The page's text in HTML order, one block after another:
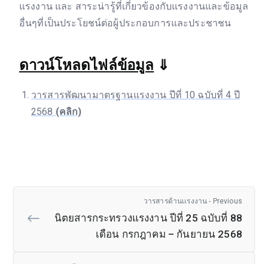
แรงงาน และ สาระน่ารู้ที่เกี่ยวข้องกับแรงงานและข้อมูล
อื่นๆที่เป็นประโยชน์ต่อผู้ประกอบการและประชาชน
ดาวน์โหลดไฟล์ข้อมูล ⇓
วารสารพัฒนามาตรฐานแรงงาน ปีที่ 10 ฉบับที่ 4 ปี
2568 (คลิก)
วารสารด้านเเรงงาน - Previous
นิตยสารกระทรวงแรงงาน ปีที่ 25 ฉบับที่ 88
เดือน กรกฎาคม – กันยายน 2568